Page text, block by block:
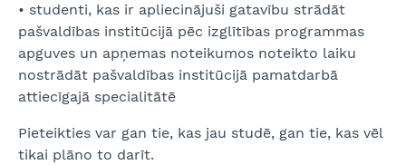
• studenti, kas ir apliecinājuši gatavību strādāt
pašvaldības institūcijā pēc izglītības programmas
apguves un apņemas noteikumos noteikto laiku
nostrādāt pašvaldības institūcijā pamatdarbā
attiecīgajā specialitātē
Pieteikties var gan tie, kas jau studē, gan tie, kas vēl
tikai plāno to darīt.